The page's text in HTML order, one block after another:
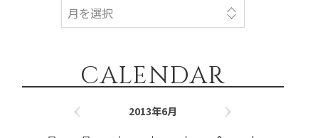
CALENDAR
2013年6月
« 5月 7月 »